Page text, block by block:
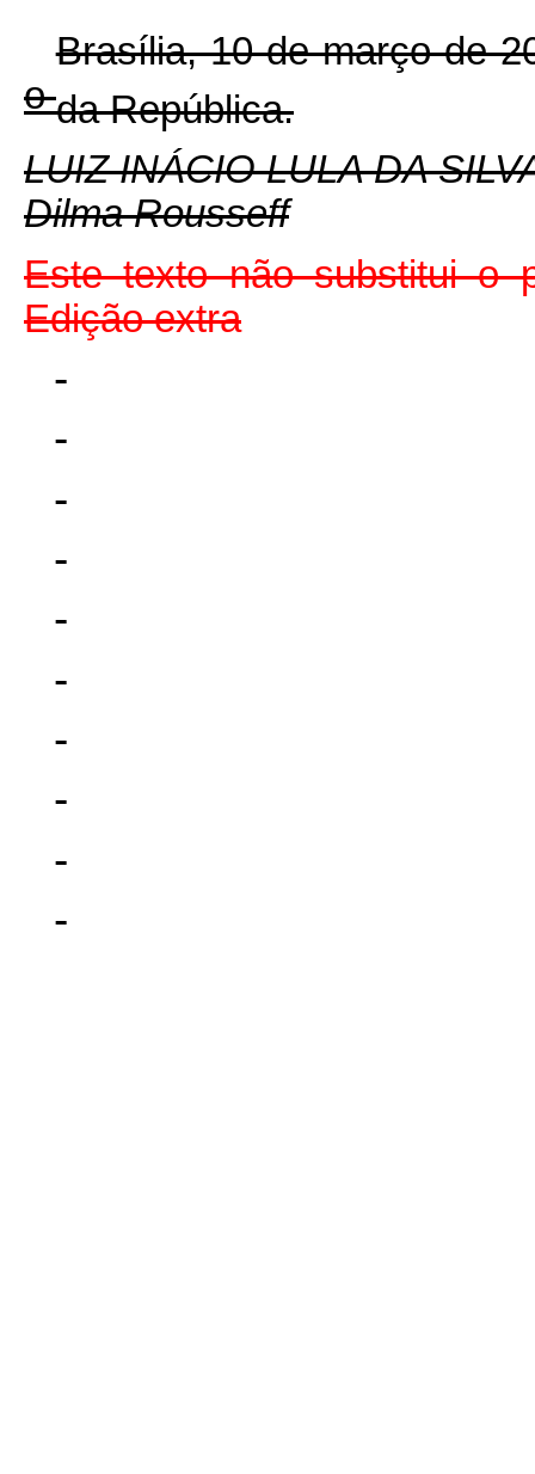
Brasília, 10 de março de
oda República.
LUIZ INÁCIO LULA DA
Dilma Rousseff
Este texto não substitui o
Edição extra